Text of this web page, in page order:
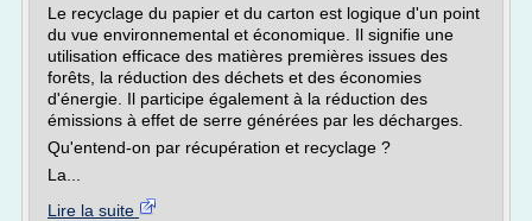
Le recyclage du papier et du carton est logique d'un point
du vue environnemental et économique. Il signifie une
utilisation efficace des matières premières issues des
forêts, la réduction des déchets et des économies
d'énergie. Il participe également à la réduction des
émissions à effet de serre générées par les décharges.
Qu'entend-on par récupération et recyclage ?
La...
Lire la suite